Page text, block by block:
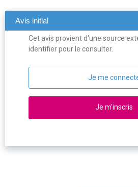
Avis initial
Cet avis provient d'une source
identifier pour le consulter.
Je me
Je m'inscris